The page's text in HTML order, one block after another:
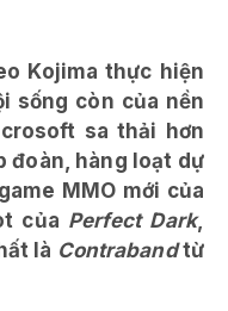
Kojima thực hiện
sống còn của nền
sa thải hơn
đoàn, hàng loạt dự
MMO mới của
của Perfect Dark,
là Contrabandtừ